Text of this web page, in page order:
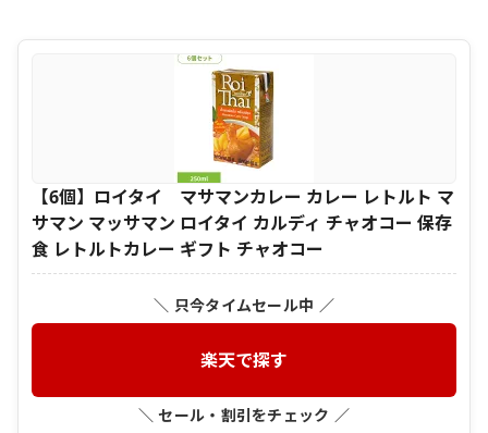
【6個】ロイタイ マサマンカレー カレー レトルト マ
サマン マッサマン ロイタイ カルディ チャオコー 保存
食 レトルトカレー ギフト チャオコー
＼ 只今タイムセール中 ／
楽天で探す
＼ セール・割引をチェック ／